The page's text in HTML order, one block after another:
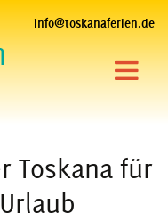
info@toskanaferien.de
Toskana für